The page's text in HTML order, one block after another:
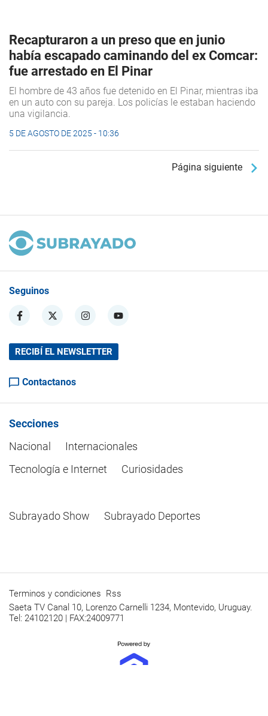
Recapturaron a un preso que en junio
había escapado caminando del ex Comcar:
fue arrestado en El Pinar
El hombre de 43 años fue detenido en El Pinar, mientras iba
en un auto con su pareja. Los policías le estaban haciendo
una vigilancia.
5 DE AGOSTO DE 2025 - 10:36
Página siguiente
Seguinos
RECIBÍ EL NEWSLETTER
Contactanos
Secciones
Nacional
Internacionales
Tecnología e Internet
Curiosidades
Subrayado Show Subrayado Deportes
Terminos y condiciones Rss
Saeta TV Canal 10, Lorenzo Carnelli 1234, Montevido, Uruguay.
Tel: 24102120 | FAX:24009771